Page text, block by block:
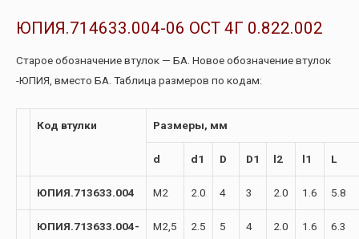
ЮПИЯ.714633.004-06 ОСТ 4Г 0.822.002
Старое обозначение втулок — БА. Новое обозначение втулок
-ЮПИЯ, вместо БА. Таблица размеров по кодам:
Код втулки Размеры, мм
d d1 D D1 l2 l1 L
ЮПИЯ.713633.004 М2 2.0 4 3 2.0 1.6 5.8
ЮПИЯ.713633.004-
М2,5 2.5 5 4 2.0 1.6 6.3